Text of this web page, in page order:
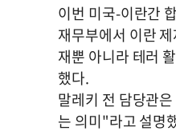
이번 미국-이란간
재무부에서 이란
재뿐 아니라 테러
했다.
말레키 전 담당관
는 의미"라고 설명